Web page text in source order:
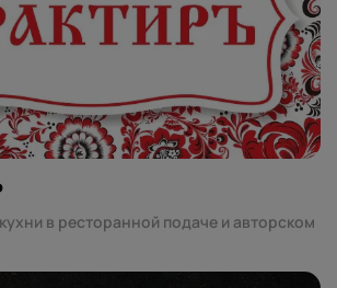
в ресторанной подаче и авторском